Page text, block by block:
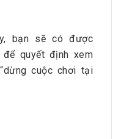
bạn sẽ có được
quyết định xem
cuộc chơi tại